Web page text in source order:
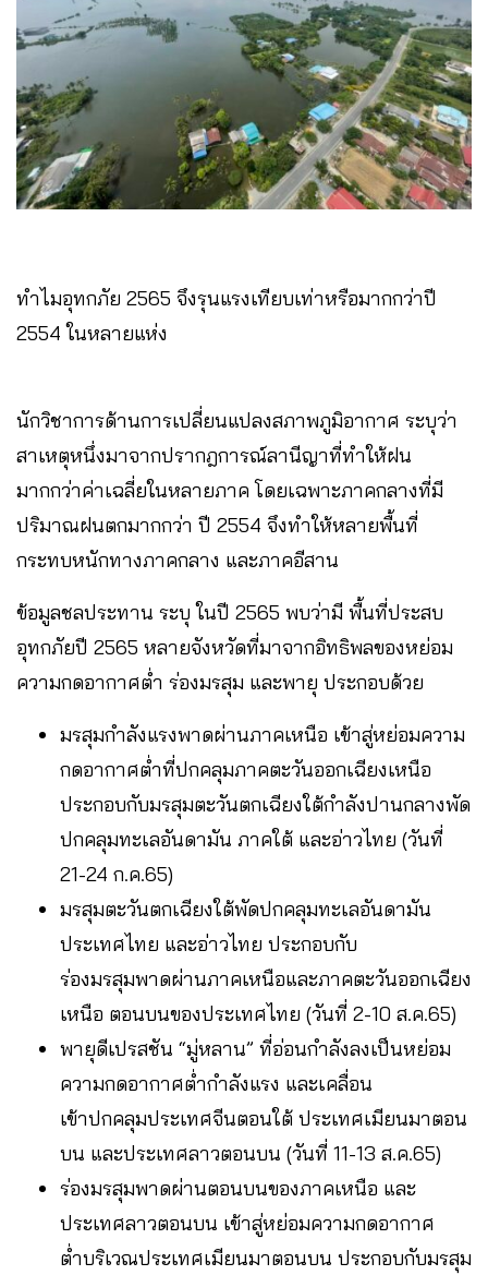
ทำไมอุทกภัย 2565 จึงรุนแรงเทียบเท่าหรือมากกว่าปี
2554 ในหลายแห่ง
นักวิชาการด้านการเปลี่ยนแปลงสภาพภูมิอากาศ ระบุว่า
สาเหตุหนึ่งมาจากปรากฎการณ์ลานีญาที่ทำให้ฝน
มากกว่าค่าเฉลี่ยในหลายภาค โดยเฉพาะภาคกลางที่มี
ปริมาณฝนตกมากกว่า ปี 2554 จึงทำให้หลายพื้นที่
กระทบหนักทางภาคกลาง และภาคอีสาน
ข้อมูลชลประทาน ระบุ ในปี 2565 พบว่ามี พื้นที่ประสบ
อุทกภัยปี 2565 หลายจังหวัดที่มาจากอิทธิพลของหย่อม
ความกดอากาศต่ำ ร่องมรสุม และพายุ ประกอบด้วย
มรสุมกำลังแรงพาดผ่านภาคเหนือ เข้าสู่หย่อมความ
กดอากาศต่ำที่ปกคลุมภาคตะวันออกเฉียงเหนือ
ประกอบกับมรสุมตะวันตกเฉียงใต้กำลังปานกลางพัด
ปกคลุมทะเลอันดามัน ภาคใต้ และอ่าวไทย (วันที่
21-24 ก.ค.65)
มรสุมตะวันตกเฉียงใต้พัดปกคลุมทะเลอันดามัน
ประเทศไทย และอ่าวไทย ประกอบกับ
ร่องมรสุมพาดผ่านภาคเหนือและภาคตะวันออกเฉียง
เหนือ ตอนบนของประเทศไทย (วันที่ 2-10 ส.ค.65)
พายุดีเปรสชัน “มู่หลาน” ที่อ่อนกำลังลงเป็นหย่อม
ความกดอากาศต่ำกำลังแรง และเคลื่อน
เข้าปกคลุมประเทศจีนตอนใต้ ประเทศเมียนมาตอน
บน และประเทศลาวตอนบน (วันที่ 11-13 ส.ค.65)
ร่องมรสุมพาดผ่านตอนบนของภาคเหนือ และ
ประเทศลาวตอนบน เข้าสู่หย่อมความกดอากาศ
ต่ำบริเวณประเทศเมียนมาตอนบน ประกอบกับมรสุม